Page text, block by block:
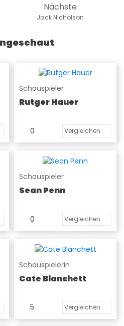
Nächste
Jack Nicholson
Schauspieler
Rutger Hauer
0 Vergleichen
Schauspieler
Sean Penn
0 Vergleichen
Schauspielerin
Cate Blanchett
5 Vergleichen